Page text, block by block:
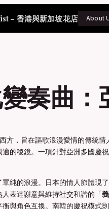
– 香港與新加坡花店 About
奏曲
方，旨在謳歌浪漫愛情的傳統情
的稜鏡。一項針對亞洲多國慶
純的浪漫。日本的情人節體現
表達謝意與維持社交和諧的「
與角色互換。南韓的慶祝模式